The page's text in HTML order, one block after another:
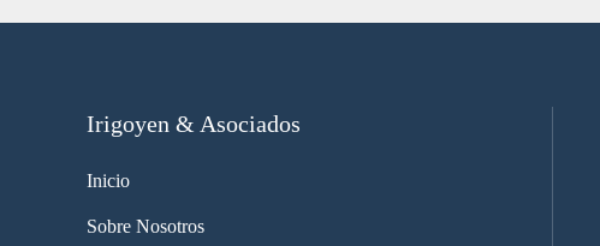
Irigoyen & Asociados
Inicio
Sobre Nosotros